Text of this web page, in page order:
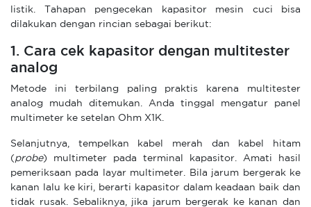
listik. Tahapan pengecekan kapasitor mesin cuci bisa
dilakukan dengan rincian sebagai berikut:
1. Cara cek kapasitor dengan multitester
analog
Metode ini terbilang paling praktis karena multitester
analog mudah ditemukan. Anda tinggal mengatur panel
multimeter ke setelan Ohm X1K.
Selanjutnya, tempelkan kabel merah dan kabel hitam
(probe) multimeter pada terminal kapasitor. Amati hasil
pemeriksaan pada layar multimeter. Bila jarum bergerak ke
kanan lalu ke kiri, berarti kapasitor dalam keadaan baik dan
tidak rusak. Sebaliknya, jika jarum bergerak ke kanan dan